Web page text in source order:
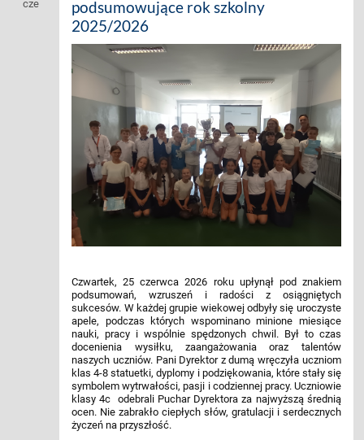
podsumowujące rok szkolny
2025/2026
Czwartek, 25 czerwca 2026 roku upłynął pod znakiem
podsumowań, wzruszeń i radości z osiągniętych
sukcesów. W każdej grupie wiekowej odbyły się uroczyste
apele, podczas których wspominano minione miesiące
nauki, pracy i wspólnie spędzonych chwil. Był to czas
docenienia wysiłku, zaangażowania oraz talentów
naszych uczniów. Pani Dyrektor z dumą wręczyła uczniom
klas 4-8 statuetki, dyplomy i podziękowania, które stały się
symbolem wytrwałości, pasji i codziennej pracy. Uczniowie
klasy 4c odebrali Puchar Dyrektora za najwyższą średnią
ocen. Nie zabrakło ciepłych słów, gratulacji i serdecznych
życzeń na przyszłość.
cze